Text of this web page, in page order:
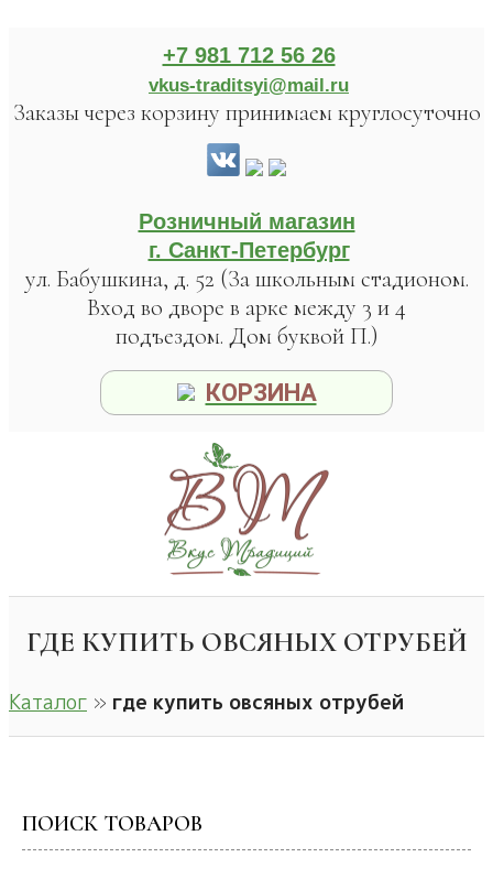
+7 981 712 56 26
vkus-traditsyi@mail.ru
Заказы через корзину принимаем круглосуточно
Розничный магазин
г. Санкт-Петербург
ул. Бабушкина, д. 52 (За школьным стадионом.
Вход во дворе в арке между 3 и 4
подъездом. Дом буквой П.)
КОРЗИНА
ГДЕ КУПИТЬ ОВСЯНЫХ ОТРУБЕЙ
Каталог » где купить овсяных отрубей
ПОИСК ТОВАРОВ